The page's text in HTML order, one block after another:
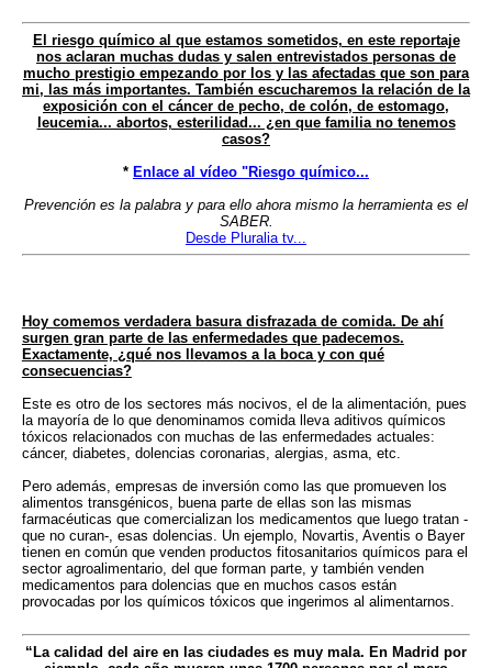
El riesgo químico al que estamos sometidos, en este reportaje
nos aclaran muchas dudas y salen entrevistados personas de
mucho prestigio empezando por los y las afectadas que son para
mi, las más importantes. También escucharemos la relación de la
exposición con el cáncer de pecho, de colón, de estomago,
leucemia... abortos, esterilidad... ¿en que familia no tenemos
casos?
* Enlace al vídeo "Riesgo químico...
Prevención es la palabra y para ello ahora mismo la herramienta es el
SABER.
Desde Pluralia tv...
Hoy comemos verdadera basura disfrazada de comida. De ahí
surgen gran parte de las enfermedades que padecemos.
Exactamente, ¿qué nos llevamos a la boca y con qué
consecuencias?
Este es otro de los sectores más nocivos, el de la alimentación, pues
la mayoría de lo que denominamos comida lleva aditivos químicos
tóxicos relacionados con muchas de las enfermedades actuales:
cáncer, diabetes, dolencias coronarias, alergias, asma, etc.
Pero además, empresas de inversión como las que promueven los
alimentos transgénicos, buena parte de ellas son las mismas
farmacéuticas que comercializan los medicamentos que luego tratan -
que no curan-, esas dolencias. Un ejemplo, Novartis, Aventis o Bayer
tienen en común que venden productos fitosanitarios químicos para el
sector agroalimentario, del que forman parte, y también venden
medicamentos para dolencias que en muchos casos están
provocadas por los químicos tóxicos que ingerimos al alimentarnos.
“La calidad del aire en las ciudades es muy mala. En Madrid por